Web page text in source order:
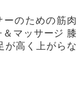
のための筋肉
マッサージ 膝
が高く上がらな